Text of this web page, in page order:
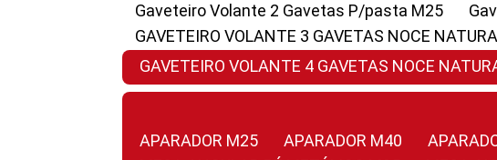
Gaveteiro Volante 2 Gavetas P/pasta M25
GAVETEIRO VOLANTE 3 GAVETAS NOCE
GAVETEIRO VOLANTE 4 GAVETAS NOCE
APARADOR M25
APARADOR M40